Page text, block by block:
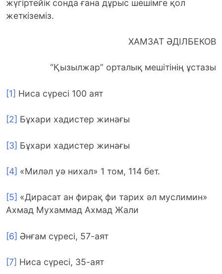
жүгіртейік сонда ғана дұрыс шешімге қол
жеткіземіз.
ХАМЗАТ ӘДІЛБЕКОВ
“Қызылжар” орталық мешітінің ұстазы
[1] Ниса сүресі 100 аят
[2] Бұхари хадистер жинағы
[3] Бұхари хадистер жинағы
[4] «Миләл уә нихал» 1 том, 114 бет.
[5] «Дирасат ан фирақ фи тарих әл муслимин»
Ахмад Мухаммад Ахмад Жали
[6] Әнғам сүресі, 57-аят
[7] Ниса сүресі, 35-аят